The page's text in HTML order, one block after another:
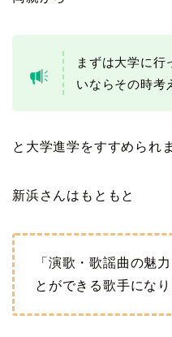
まずは大学に行
いならその時考
と大学進学をすすめられ
新浜さんはもともと
「演歌・歌謡曲の魅
とができる歌手になり